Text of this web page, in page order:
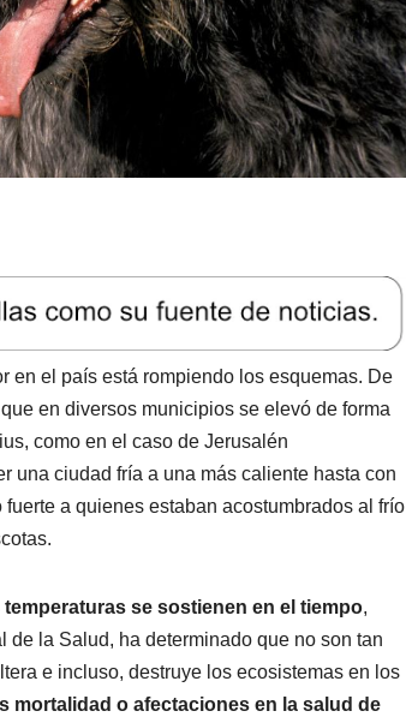
en el país está rompiendo los esquemas. De
en diversos municipios se elevó de forma
como en el caso de Jerusalén
una ciudad fría a una más caliente hasta con
a quienes estaban acostumbrados al frío
temperaturas se sostienen en el tiempo,
la Salud, ha determinado que no son tan
e incluso, destruye los ecosistemas en los
mortalidad o afectaciones en la salud de